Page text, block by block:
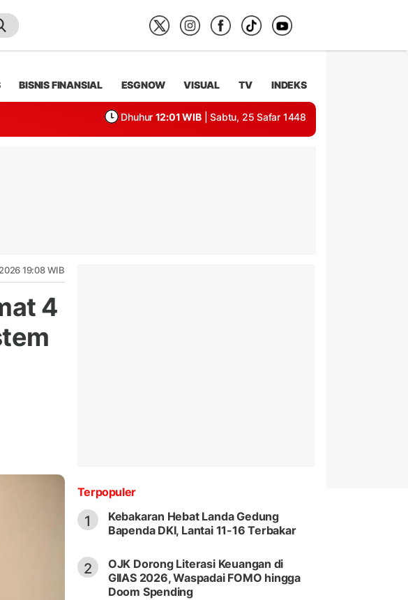
BISNIS FINANSIAL ESGNOW VISUAL TV INDEKS
Dhuhur 12:01 WIB | Sabtu, 25 Safar 1448
19:08 WIB
4
Terpopuler
1
Kebakaran Hebat Landa Gedung
Bapenda DKI, Lantai 11-16 Terbakar
2
OJK Dorong Literasi Keuangan di
GIIAS 2026, Waspadai FOMO hingga
Doom Spending